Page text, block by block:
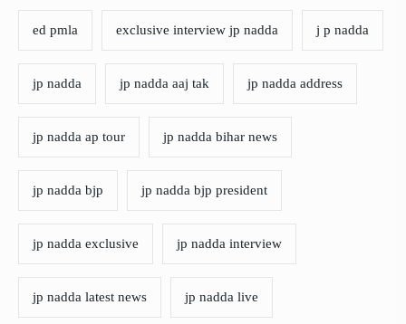
ed pmla exclusive interview jp nadda j p nadda
jp nadda jp nadda aaj tak jp nadda address
jp nadda ap tour jp nadda bihar news
jp nadda bjp jp nadda bjp president
jp nadda exclusive jp nadda interview
jp nadda latest news jp nadda live